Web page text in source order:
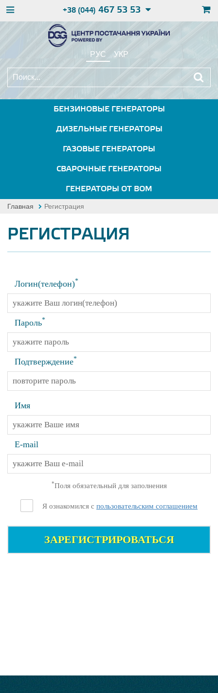
+38 (044) 467 53 53
РУС УКР
БЕНЗИНОВЫЕ ГЕНЕРАТОРЫ
ДИЗЕЛЬНЫЕ ГЕНЕРАТОРЫ
ГАЗОВЫЕ ГЕНЕРАТОРЫ
СВАРОЧНЫЕ ГЕНЕРАТОРЫ
ГЕНЕРАТОРЫ ОТ ВОМ
Главная Регистрация
РЕГИСТРАЦИЯ
Логин(телефон)*
Пароль*
Подтверждение*
Имя
E-mail
*Поля обязательный для заполнения
Я ознакомился с пользовательским соглашением
ЗАРЕГИСТРИРОВАТЬСЯ